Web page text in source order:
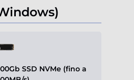
SSD NVMe (fino a